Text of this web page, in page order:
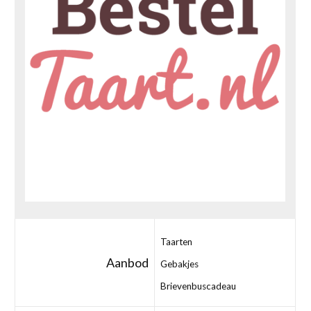
Aanbod
Taarten
Gebakjes
Brievenbuscadeau